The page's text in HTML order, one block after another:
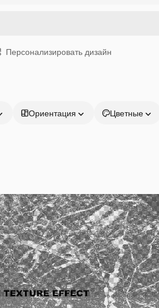
Персонализировать дизайн
Ориентация Цветные
Продукция
Spaces
ИИ-помощник
Генератор
Начать
Academy
Документация по
Пакету ИИ